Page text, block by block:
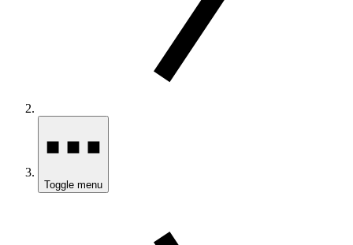
Toggle menu